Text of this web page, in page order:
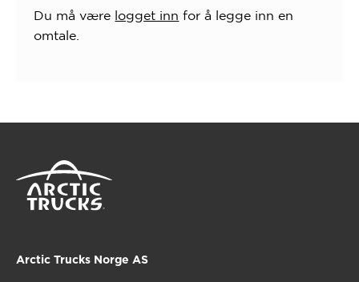
Du må være logget inn for å legge inn en
omtale.
Arctic Trucks Norge AS